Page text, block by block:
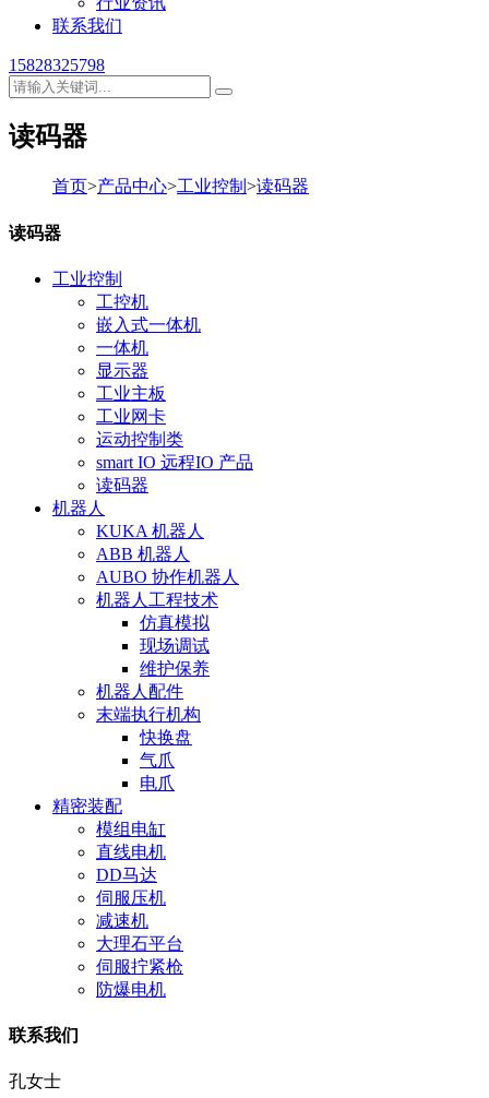
联系我们
15828325798
读码器
首页>产品中心>工业控制 >读码器
读码器
工业控制
工控机
嵌入式一体机
一体机
显示器
工业主板
工业网卡
运动控制类
smart IO 远程IO 产品
读码器
机器人
KUKA 机器人
ABB 机器人
AUBO 协作机器人
机器人工程技术
仿真模拟
现场调试
维护保养
机器人配件
末端执行机构
快换盘
气爪
电爪
精密装配
模组电缸
直线电机
DD马达
伺服压机
减速机
大理石平台
伺服拧紧枪
防爆电机
联系我们
孔女士